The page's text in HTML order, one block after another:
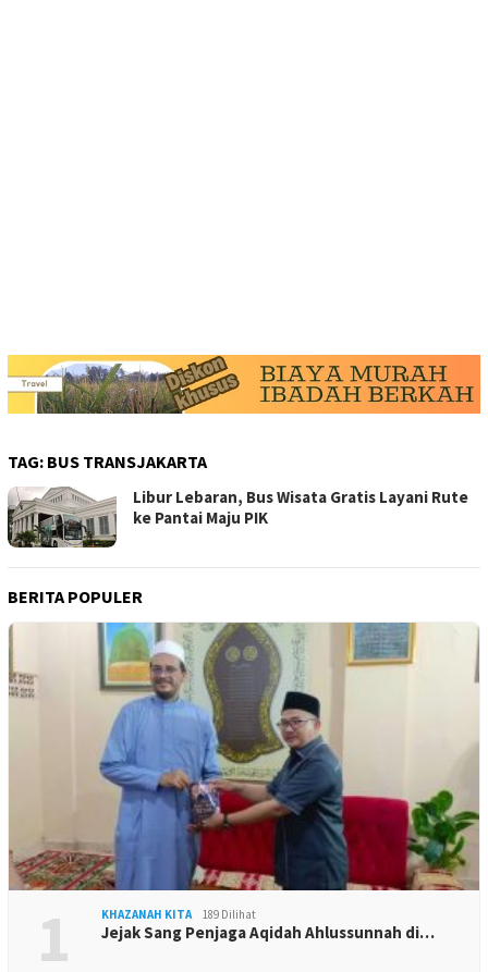
TAG: BUS TRANSJAKARTA
Libur Lebaran, Bus Wisata Gratis Layani Rute
ke Pantai Maju PIK
BERITA POPULER
1 KHAZANAH KITA 189 Dilihat
Jejak Sang Penjaga Aqidah Ahlussunnah di…